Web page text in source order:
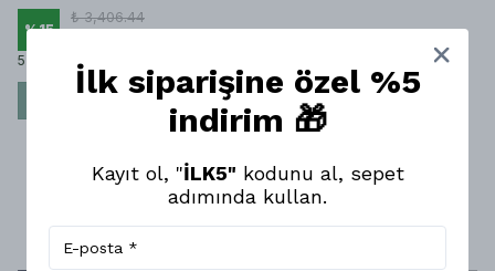
%15
₺ 3,406.44
5 Bambu Doku Ebatları
SEPETE EKLE
1
İlk siparişine özel %5
indirim 🎁
Kayıt ol, "İLK5" kodunu al, sepet
adımında kullan.